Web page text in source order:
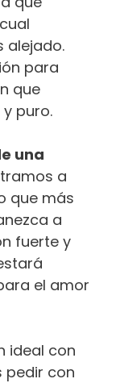
alejado.
para
que
puro.
una
a
que más
a
fuerte y
el amor
ideal con
pedir con